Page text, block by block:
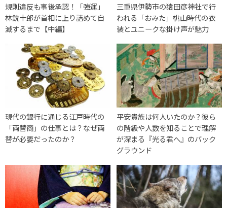
規則違反も事後承認！「強運」
林銑十郎が首相に上り詰めて自
滅するまで【中編】
三重県伊勢市の猿田彦神社で行
われる「おみた」桃山時代の衣
装とユニークな掛け声が魅力
現代の銀行に通じる江戸時代の
「両替商」の仕事とは？なぜ両
替が必要だったのか？
平安貴族は何人いたのか？彼ら
の階級や人数を知ることで理解
が深まる『光る君へ』のバック
グラウンド